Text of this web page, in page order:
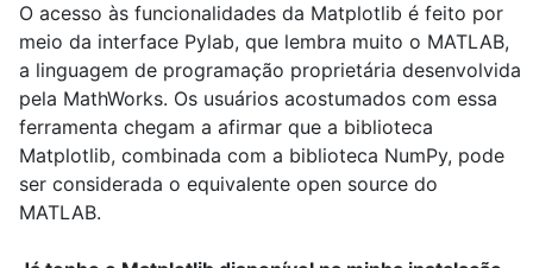
O acesso às funcionalidades da Matplotlib é feito por
meio da interface Pylab, que lembra muito o MATLAB,
a linguagem de programação proprietária desenvolvida
pela MathWorks. Os usuários acostumados com essa
ferramenta chegam a afirmar que a biblioteca
Matplotlib, combinada com a biblioteca NumPy, pode
ser considerada o equivalente open source do
MATLAB.